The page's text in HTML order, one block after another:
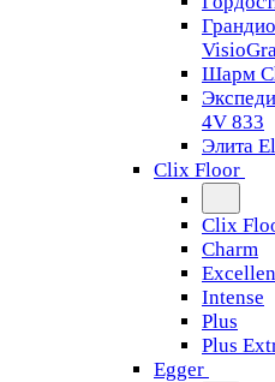
Шарм
4V 833
Элита
Clix Floor
Clix
Charm
Intense
Plus
Plus
Egger